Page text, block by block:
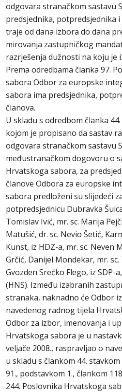
odgovara stranačkom sastavu
predsjednika, potpredsjednika
traje od dana izbora do dana
mirovanja zastupničkog
razrješenja dužnosti na koju je
Prema odredbama članka 97.
sabora Odbor za europske
sabora ima predsjednika,
članova.
U skladu s odredbom članka
kojom je propisano da sastav
odgovara stranačkom sastavu
međustranačkom dogovoru o
Hrvatskoga sabora, za
članove Odbora za europske
sabora predloženi su slijedeći
potpredsjednicu Dubravka
Tomislav Ivić, mr. sc. Marija
Matušić, dr. sc. Nevio Šetić,
Kunst, iz HDZ-a, mr. sc. Neven
Grčić, Danijel Mondekar, mr. sc.
Gvozden Srećko Flego, iz SDP-
(HNS). Između izabranih
stranaka, naknadno će Odbor
navedenog radnog tijela
Odbor za izbor, imenovanja i
Hrvatskoga sabora je u
veljače 2008., raspravljao o
u skladu s člankom 44.
91., podstavkom 1., člankom
244. Poslovnika Hrvatskoga